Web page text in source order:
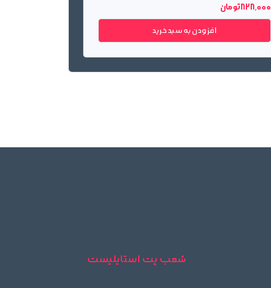
828٬000 تومان
افزودن به سبد خرید
شعب پت استایلیست